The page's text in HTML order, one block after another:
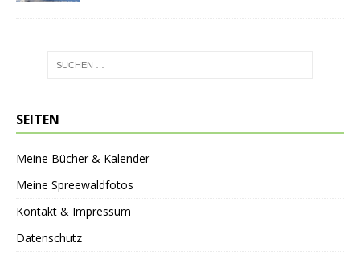
SEITEN
Meine Bücher & Kalender
Meine Spreewaldfotos
Kontakt & Impressum
Datenschutz